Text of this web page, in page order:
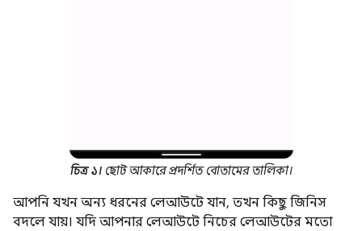
চিত্র ১।ছোট আকারে প্রদর্শিত বোতামের তালিকা।
আপনি যখন অন্য ধরনের লেআউটে যান, তখন কিছু জিনিস
বদলে যায়। যদি আপনার লেআউটে নিচের লেআউটের মতো